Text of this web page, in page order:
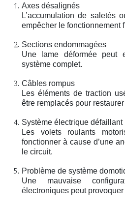
Axes désalignés
L’accumulation de saletés
empêcher le fonctionnement
Sections endommagées
Une lame déformée peut
système complet.
Câbles rompus
Les éléments de traction
être remplacés pour
Système électrique défaillant
Les volets roulants
fonctionner à cause d’une
le circuit.
Problème de système
Une mauvaise
électroniques peut